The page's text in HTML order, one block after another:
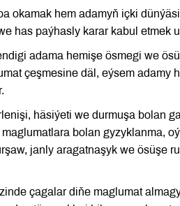
okamak hem adamyň içki
has paýhasly karar kabul etmek
adama hemişe ösmegi we
çeşmesine däl, eýsem adamy
häsiýeti we durmuşa bolan
bolan gyzyklanma,
janly aragatnaşyk we ösüşe
çagalar diňe maglumat